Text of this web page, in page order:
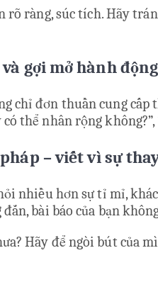
rõ ràng, súc tích. Hãy
gợi mở hành động
chỉ đơn thuần cung cấp
thể nhân rộng
– viết vì sự
nhiều hơn sự tỉ mỉ,
bài báo của bạn
Hãy để ngòi bút